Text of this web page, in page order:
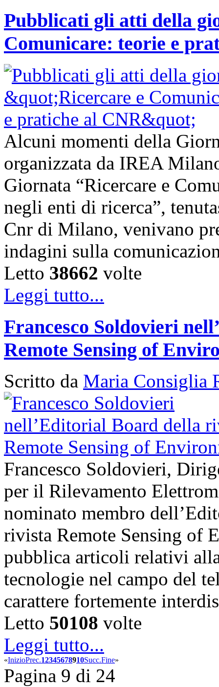
Pubblicati gli atti della
Comunicare: teorie e
Alcuni momenti della
organizzata da IREA
Giornata “Ricercare e
negli enti di ricerca”,
Cnr di Milano, venivano
indagini sulla
Letto 38662 volte
Leggi tutto...
Francesco Soldovieri
Remote Sensing of
Scritto da Maria Consiglia
Francesco Soldovieri,
per il Rilevamento
nominato membro
rivista Remote Sensing of
pubblica articoli relativi
tecnologie nel campo del
carattere fortemente
Letto 50108 volte
Leggi tutto...
«InizioPrec.12345678910Succ.Fine»
Pagina 9 di 24